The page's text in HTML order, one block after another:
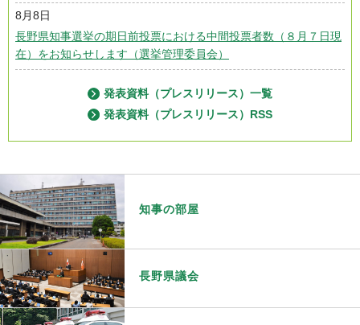
8月8日
長野県知事選挙の期日前投票における中間投票者数（８月７日現
在）をお知らせします（選挙管理委員会）
発表資料（プレスリリース）一覧
発表資料（プレスリリース）RSS
知事の部屋
長野県議会